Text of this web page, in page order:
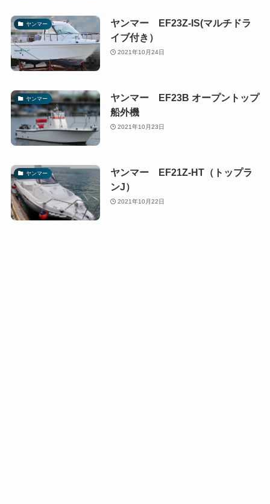
ヤンマー
ヤンマー EF23Z-IS(マルチドラ
イブ付き）
2021年10月24日
ヤンマー
ヤンマー EF23B オープントップ
船外機
2021年10月23日
ヤンマー
ヤンマー EF21Z-HT（トップラ
ンJ）
2021年10月22日